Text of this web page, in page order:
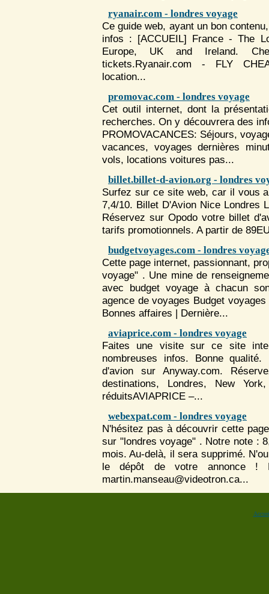
ryanair.com - londres voyage
Ce guide web, ayant un bon
infos : [ACCUEIL] France - The
Europe, UK and Ireland.
tickets.Ryanair.com - FLY
location...
promovac.com - londres voyage
Cet outil internet, dont la
recherches. On y découvrera des
PROMOVACANCES: Séjours,
vacances, voyages dernières
vols, locations voitures pas...
billet.billet-d-avion.org - londres
Surfez sur ce site web, car il vous
7,4/10. Billet D'Avion Nice Londres
Réservez sur Opodo votre billet
tarifs promotionnels. A partir de
budgetvoyages.com - londres
Cette page internet, passionnant,
voyage" . Une mine de
avec budget voyageà chacun son
agence devoyages Budget voyages
Bonnes affaires | Dernière...
aviaprice.com - londres voyage
Faites une visite sur ce site
nombreuses infos. Bonne
d'avion sur Anyway.com.
destinations, Londres, New
réduitsAVIAPRICE –...
webexpat.com - londres voyage
N'hésitez pas à découvrir cette
sur "londres voyage" . Notre note :
mois. Au-delà, il sera supprimé.
le dépôt de votre annonce !
martin.manseau@videotron.ca...